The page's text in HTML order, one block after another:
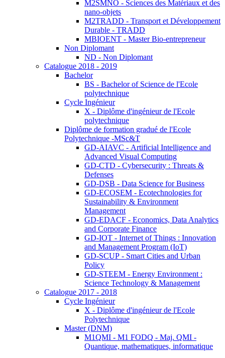
M2SMNO - Sciences des Matériaux et des
nano-objets
M2TRADD - Transport et Développement
Durable - TRADD
MBIOENT - Master Bio-entrepreneur
Non Diplomant
ND - Non Diplomant
Catalogue 2018 - 2019
Bachelor
BS - Bachelor of Science de l'Ecole
polytechnique
Cycle Ingénieur
X - Diplôme d'ingénieur de l'Ecole
polytechnique
Diplôme de formation gradué de l'Ecole
Polytechnique -MSc&T
GD-AIAVC - Artificial Intelligence and
Advanced Visual Computing
GD-CTD - Cybersecurity : Threats &
Defenses
GD-DSB - Data Science for Business
GD-ECOSEM - Ecotechnologies for
Sustainability & Environment
Management
GD-EDACF - Economics, Data Analytics
and Corporate Finance
GD-IOT - Internet of Things : Innovation
and Management Program (IoT)
GD-SCUP - Smart Cities and Urban
Policy
GD-STEEM - Energy Environment :
Science Technology & Management
Catalogue 2017 - 2018
Cycle Ingénieur
X - Diplôme d'ingénieur de l'Ecole
Polytechnique
Master (DNM)
M1QMI - M1 FODQ - Maj. QMI -
Quantique, mathematiques, informatique